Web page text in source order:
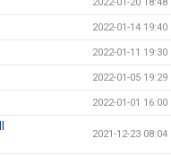
2022-01-20 18:48
2022-01-14 19:40
2022-01-11 19:30
2022-01-05 19:29
2022-01-01 16:00
2021-12-23 08:04